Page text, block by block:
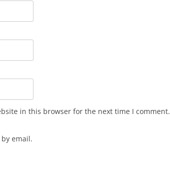
in this browser for the next time I comment.
email.